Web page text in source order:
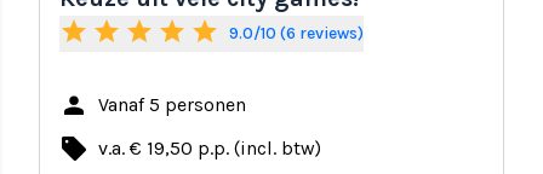
star star star star star 9.0/10 (6 reviews)
person Vanaf 5 personen
local_offer v.a. € 19,50 p.p. (incl. btw)